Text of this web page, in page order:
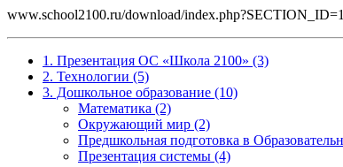
www.school2100.ru/download/
1. Презентация ОС «Школа 2100» (3)
2. Технологии (5)
3. Дошкольное образование (10)
Математика (2)
Окружающий мир (2)
Предшкольная подготовка в
Презентация системы (4)